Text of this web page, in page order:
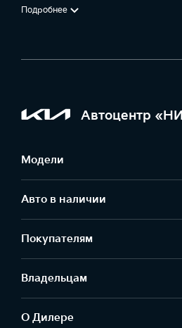
Подробнее
Автоцентр
Модели
Авто в наличии
Покупателям
Владельцам
О Дилере